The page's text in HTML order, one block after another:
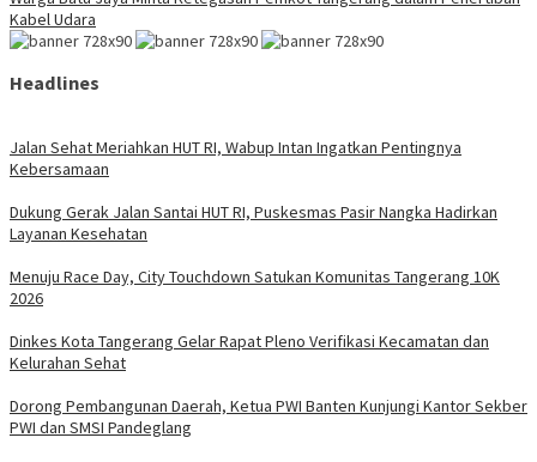
Kabel Udara
Headlines
Jalan Sehat Meriahkan HUT RI, Wabup Intan Ingatkan Pentingnya
Kebersamaan
Dukung Gerak Jalan Santai HUT RI, Puskesmas Pasir Nangka Hadirkan
Layanan Kesehatan
Menuju Race Day, City Touchdown Satukan Komunitas Tangerang 10K
2026
Dinkes Kota Tangerang Gelar Rapat Pleno Verifikasi Kecamatan dan
Kelurahan Sehat
Dorong Pembangunan Daerah, Ketua PWI Banten Kunjungi Kantor Sekber
PWI dan SMSI Pandeglang